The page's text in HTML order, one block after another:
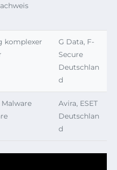
komplexer
G Data, F-
Secure
Deutschlan
d
Avira, ESET
Deutschlan
d